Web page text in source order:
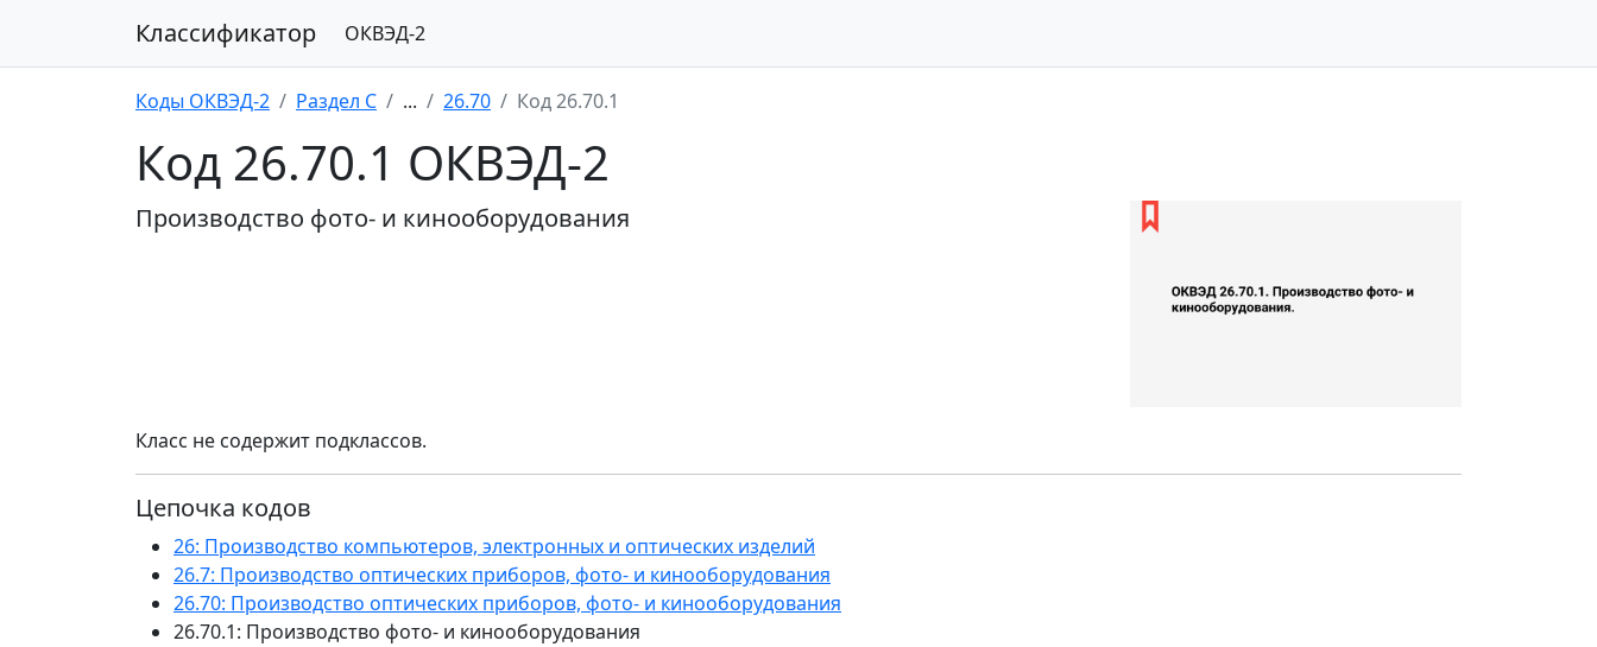
Классификатор ОКВЭД-2
Коды ОКВЭД-2 Раздел C ... 26.70 Код 26.70.1
Код 26.70.1 ОКВЭД-2
Производство фото- и кинооборудования
Класс не содержит подклассов.
Цепочка кодов
26: Производство компьютеров, электронных и оптических изделий
26.7: Производство оптических приборов, фото- и кинооборудования
26.70: Производство оптических приборов, фото- и кинооборудования
26.70.1: Производство фото- и кинооборудования